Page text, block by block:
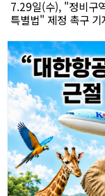
7.29일(수), "정비구
특별법" 제정 촉구 기